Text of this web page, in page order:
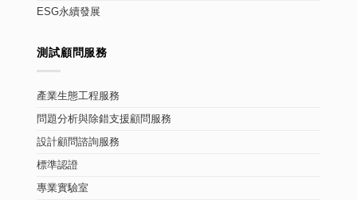
ESG永續發展
測試顧問服務
產業生態工程服務
問題分析與除錯支援顧問服務
設計顧問諮詢服務
標準認證
專業實驗室